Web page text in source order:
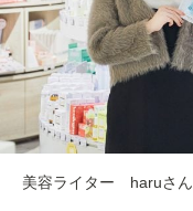
美容ライター haruさん